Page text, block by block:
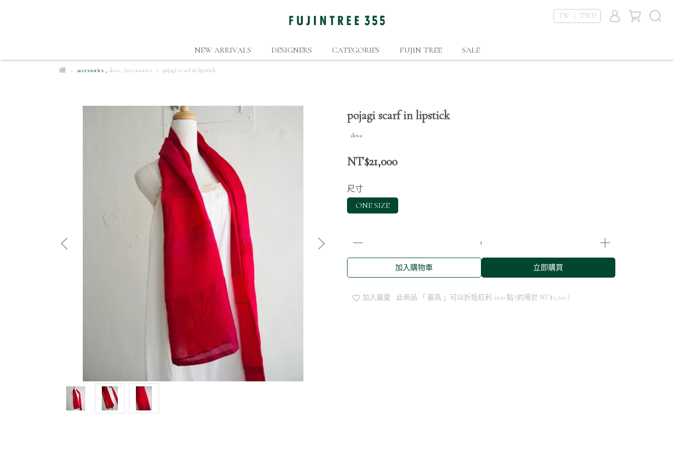
TW ｜ TWD
NEW ARRIVALS DESIGNERS CATEGORIES FUJIN TREE SALE
accessories , dosa, Accessories pojagi scarf in lipstick
pojagi scarf in lipstick
dosa
NT$21,000
尺寸
ONE SIZE
加入購物車 立即購買
加入最愛 此商品 「 最高 」可以折抵紅利 2100 點 (約等於 NT$2,100 )